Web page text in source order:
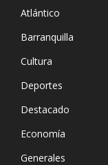
Atlántico
Barranquilla
Cultura
Deportes
Destacado
Economía
Generales